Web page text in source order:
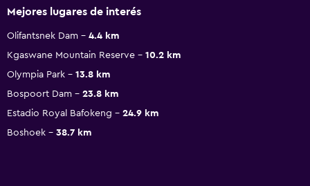
Mejores lugares de interés
Olifantsnek Dam
4.4 km
Kgaswane Mountain Reserve
10.2 km
Olympia Park
13.8 km
Bospoort Dam
23.8 km
Estadio Royal Bafokeng
24.9 km
Boshoek
38.7 km